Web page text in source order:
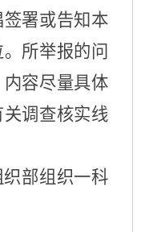
署或告知本
所举报的问
容尽量具体
调查核实线
部组织一科